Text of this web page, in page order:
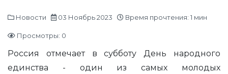
Новости 03 Ноябрь 2023 Время прочтения: 1 мин
Просмотры: 0
Россия отмечает в субботу День народного
единства - один из самых молодых